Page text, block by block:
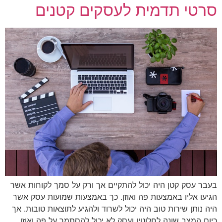
סרטי תדמית לעסקים קטנים
בעבר עסק קטן היה יכול להתקיים אך ורק על סמך לקוחות אשר
הגיעו אליו באמצעות פה ואוזן. כך באמצעות שמועות עסק אשר
היה נותן שירות טוב היה יכול לשרוד ולהגיע לתוצאות טובות. אך